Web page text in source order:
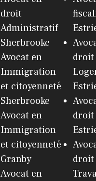
droit
Administratif
Sherbrooke
Avocat en
Immigration
et citoyenneté
Sherbrooke
Avocat en
Immigration
et citoyenneté
Granby
Avocat en
droit
droit